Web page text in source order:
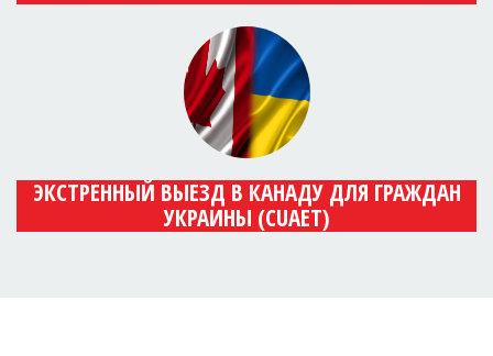
ЭКСТРЕННЫЙ ВЫЕЗД В КАНАДУ ДЛЯ ГРАЖДАН
УКРАИНЫ (CUAET)